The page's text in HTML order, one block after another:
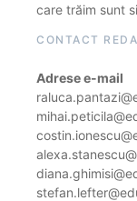
care trăim sunt
CONTACT
Adrese e-mail